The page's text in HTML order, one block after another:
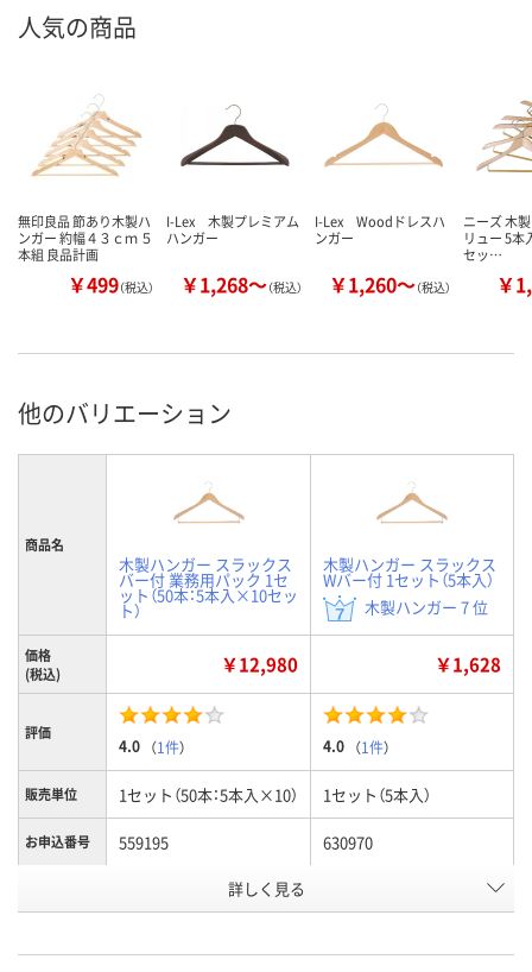
人気の商品
無印良品 節あり木製ハ
ンガー 約幅４３ｃｍ ５
本組 良品計画
￥499（税込）
I-Lex 木製プレミアム
ハンガー
￥1,268～（税込）
I-Lex Woodドレスハ
ンガー
￥1,260～（税込）
ニーズ 木
リュー 5本
セッ…
￥
他のバリエーション
商品名
木製ハンガー スラックス
バー付 業務用パック 1セ
ット（50本：5本入×10セッ
ト）
木製ハンガー スラックス
Wバー付 1セット（5本入）
木製ハンガー 7 位
価格
(税込)
￥12,980 ￥1,628
評価
4.0 （1件） 4.0 （1件）
販売単位 1セット（50本：5本入×10） 1セット（5本入）
お申込番号 559195 630970
詳しく見る